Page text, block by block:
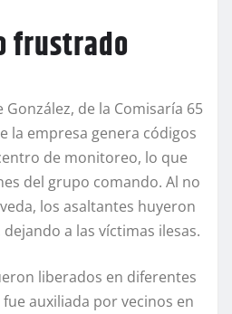
frustrado
de la Comisaría 65
la empresa genera códigos
de monitoreo, lo que
del grupo comando. Al no
los asaltantes huyeron
a las víctimas ilesas.
liberados en diferentes
auxiliada por vecinos en